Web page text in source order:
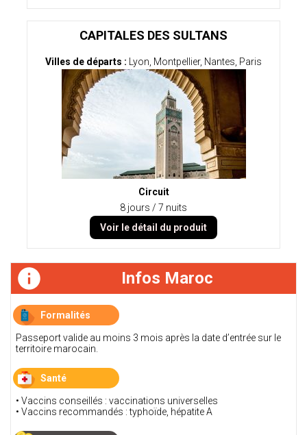
CAPITALES DES SULTANS
Villes de départs : Lyon, Montpellier, Nantes, Paris
Circuit
8 jours / 7 nuits
Voir le détail du produit
Infos Maroc
Formalités
Passeport valide au moins 3 mois après la date d’entrée sur le
territoire marocain.
Santé
• Vaccins conseillés : vaccinations universelles
• Vaccins recommandés : typhoïde, hépatite A